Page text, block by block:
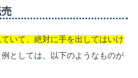
いて、絶対に手を出してはいけ
としては、以下のようなものが